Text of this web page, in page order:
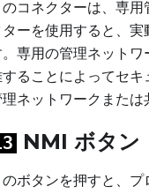
のコネクターは、専
ターを使用すると、実
。専用の管理ネット
することによってセ
ネットワークまたは
NMI ボタン
のボタンを押すと、